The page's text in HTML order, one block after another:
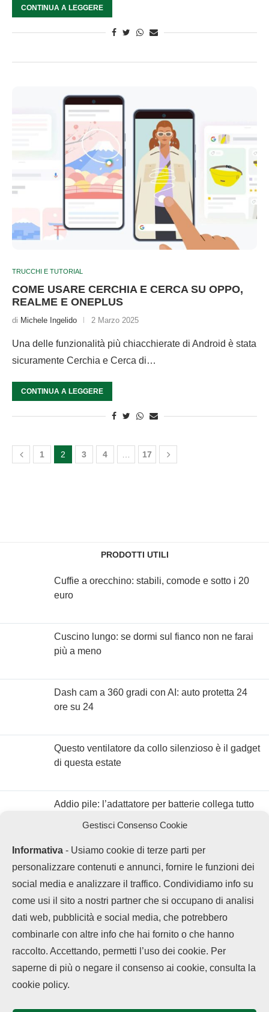
Gestisci Consenso Cookie
Informativa - Usiamo cookie di terze parti per
personalizzare contenuti e annunci, fornire le funzioni dei
social media e analizzare il traffico. Condividiamo info su
come usi il sito a nostri partner che si occupano di analisi
dati web, pubblicità e social media, che potrebbero
combinarle con altre info che hai fornito o che hanno
raccolto. Accettando, permetti l’uso dei cookie. Per
saperne di più o negare il consenso ai cookie, consulta la
cookie policy.
CONTINUA A LEGGERE
TRUCCHI E TUTORIAL
COME USARE CERCHIA E CERCA SU OPPO,
REALME E ONEPLUS
di Michele Ingelido 2 Marzo 2025
Una delle funzionalità più chiacchierate di Android è stata
sicuramente Cerchia e Cerca di…
CONTINUA A LEGGERE
1 2 3 4 17
PRODOTTI UTILI
Cuffie a orecchino: stabili, comode e sotto i 20
euro
Cuscino lungo: se dormi sul fianco non ne farai
più a meno
Dash cam a 360 gradi con AI: auto protetta 24
ore su 24
Questo ventilatore da collo silenzioso è il gadget
di questa estate
Addio pile: l’adattatore per batterie collega tutto
Chi siamo Contatti Disclaimer
Privacy Policy